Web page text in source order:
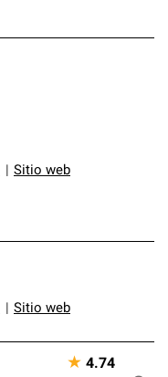
Sitio web
Sitio web
★ 4.74